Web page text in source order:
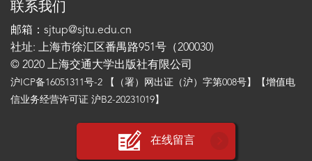
联系我们
邮箱：sjtup@sjtu.edu.cn
社址: 上海市徐汇区番禺路951号（200030)
© 2020 上海交通大学出版社有限公司
沪ICP备16051311号-2 【（署）网出证（沪）字第008号】【增值电
信业务经营许可证 沪B2-20231019】
在线留言